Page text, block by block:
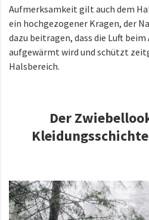
Aufmerksamkeit gilt auch dem
ein hochgezogener Kragen, der
dazu beitragen, dass die Luft
aufgewärmt wird und schützt
Halsbereich.
Der